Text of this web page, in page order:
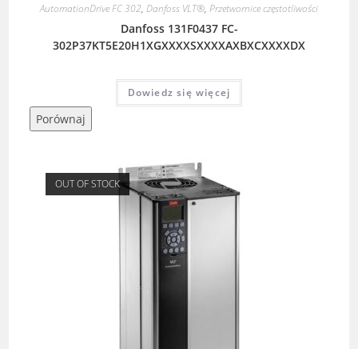
AutomationDrive FC 302, Danfoss VLT®, Przetwornice częstotliwości
Danfoss 131F0437 FC-
302P37KT5E20H1XGXXXXSXXXXAXBXCXXXXDX
Dowiedz się więcej
Porównaj
OUT OF STOCK